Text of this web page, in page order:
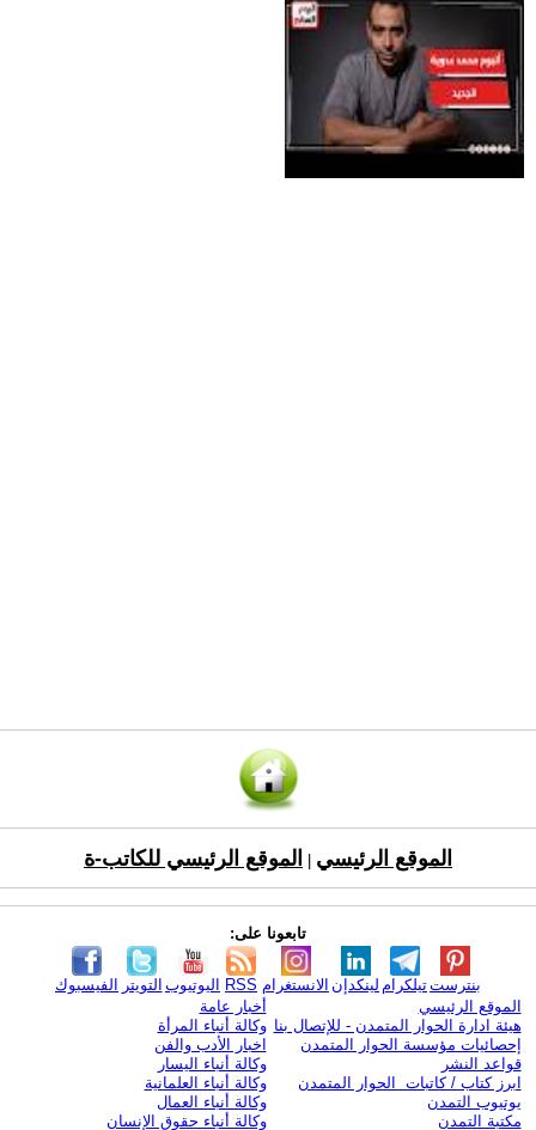
الموقع الرئيسي الموقع الرئيسي للكاتب-ة
تابعونا على:
الفيسبوك التويتر اليوتيوب RSS الانستغرام لينكدإن تيلكرامبنترست
الموقع الرئيسي
هيئة ادارة الحوار المتمدن - للإتصال بنا
إحصائيات مؤسسة الحوار المتمدن
قواعد النشر
ابرز كتاب / كاتبات الحوار المتمدن
يوتيوب التمدن
مكتبة التمدن
أخبار عامة
وكالة أنباء المرأة
اخبار الأدب والفن
وكالة أنباء اليسار
وكالة أنباء العلمانية
وكالة أنباء العمال
وكالة أنباء حقوق الإنسان